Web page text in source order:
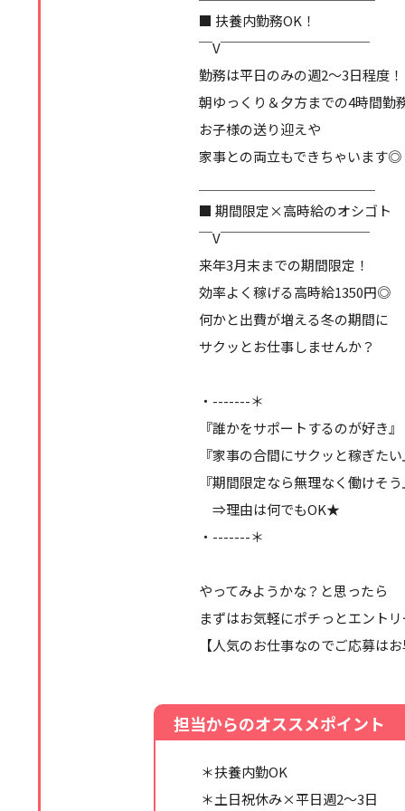
■ 扶養内勤務OK！
￣V￣￣￣￣￣￣￣￣￣￣￣
勤務は平日のみの週2～3日程度！
朝ゆっくり＆夕方までの4時間勤
お子様の送り迎えや
家事との両立もできちゃいます◎
■ 期間限定×高時給のオシゴト
￣V￣￣￣￣￣￣￣￣￣￣￣
来年3月末までの期間限定！
効率よく稼げる高時給1350円◎
何かと出費が増える冬の期間に
サクッとお仕事しませんか？
・-------＊
『誰かをサポートするのが好き』
『家事の合間にサクッと稼ぎたい
『期間限定なら無理なく働けそう
⇒理由は何でもOK★
・-------＊
やってみようかな？と思ったら
まずはお気軽にポチっとエントリ
【人気のお仕事なのでご応募は
担当からのオススメポイント
＊扶養内勤OK
＊土日祝休み×平日週2～3日